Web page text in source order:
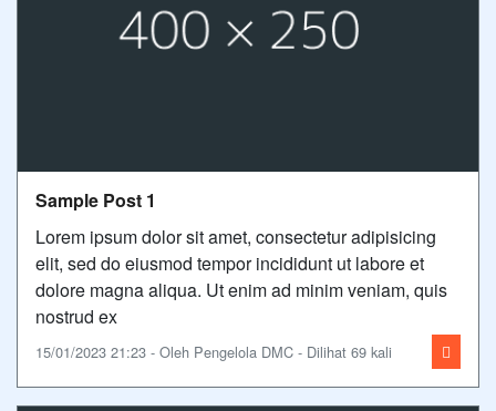
Sample Post 1
Lorem ipsum dolor sit amet, consectetur adipisicing
elit, sed do eiusmod tempor incididunt ut labore et
dolore magna aliqua. Ut enim ad minim veniam, quis
nostrud ex
15/01/2023 21:23 - Oleh Pengelola DMC - Dilihat 69 kali